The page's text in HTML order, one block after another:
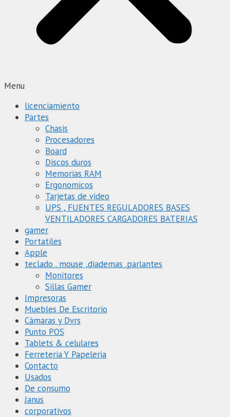
Menu
licenciamiento
Partes
Chasis
Procesadores
Board
Discos duros
Memorias RAM
Ergonomicos
Tarjetas de video
UPS , FUENTES REGULADORES BASES
VENTILADORES CARGADORES BATERIAS
gamer
Portatiles
Apple
teclado . mouse ,diademas .parlantes
Monitores
Sillas Gamer
Impresoras
Muebles De Escritorio
Cámaras y Dvrs
Punto POS
Tablets & celulares
Ferreteria Y Papeleria
Contacto
Usados
De consumo
Janus
corporativos